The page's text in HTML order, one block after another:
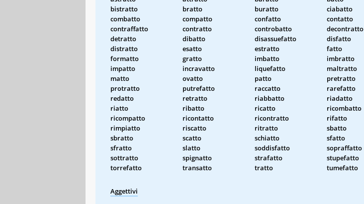
bistratto
bratto buratto
ciabatto
combatto
compatto confatto
contatto
contraffatto
contratto controbatto
decontratto
detratto
dibatto disassuefatto
disfatto
distratto
esatto estratto
fatto
formatto
gratto imbatto
imbratto
impatto
incravatto liquefatto
maltratto
matto
ovatto patto
pretratto
protratto
putrefatto raccatto
rarefatto
redatto
retratto riabbatto
riadatto
riatto
ribatto ricatto
ricombatto
ricompatto
ricontatto ricontratto
rifatto
rimpiatto
riscatto ritratto
sbatto
sbratto
scatto schiatto
sfatto
sfratto
slatto soddisfatto
sopraffatto
sottratto
spignatto strafatto
stupefatto
torrefatto
transatto tratto tumefatto
Aggettivi